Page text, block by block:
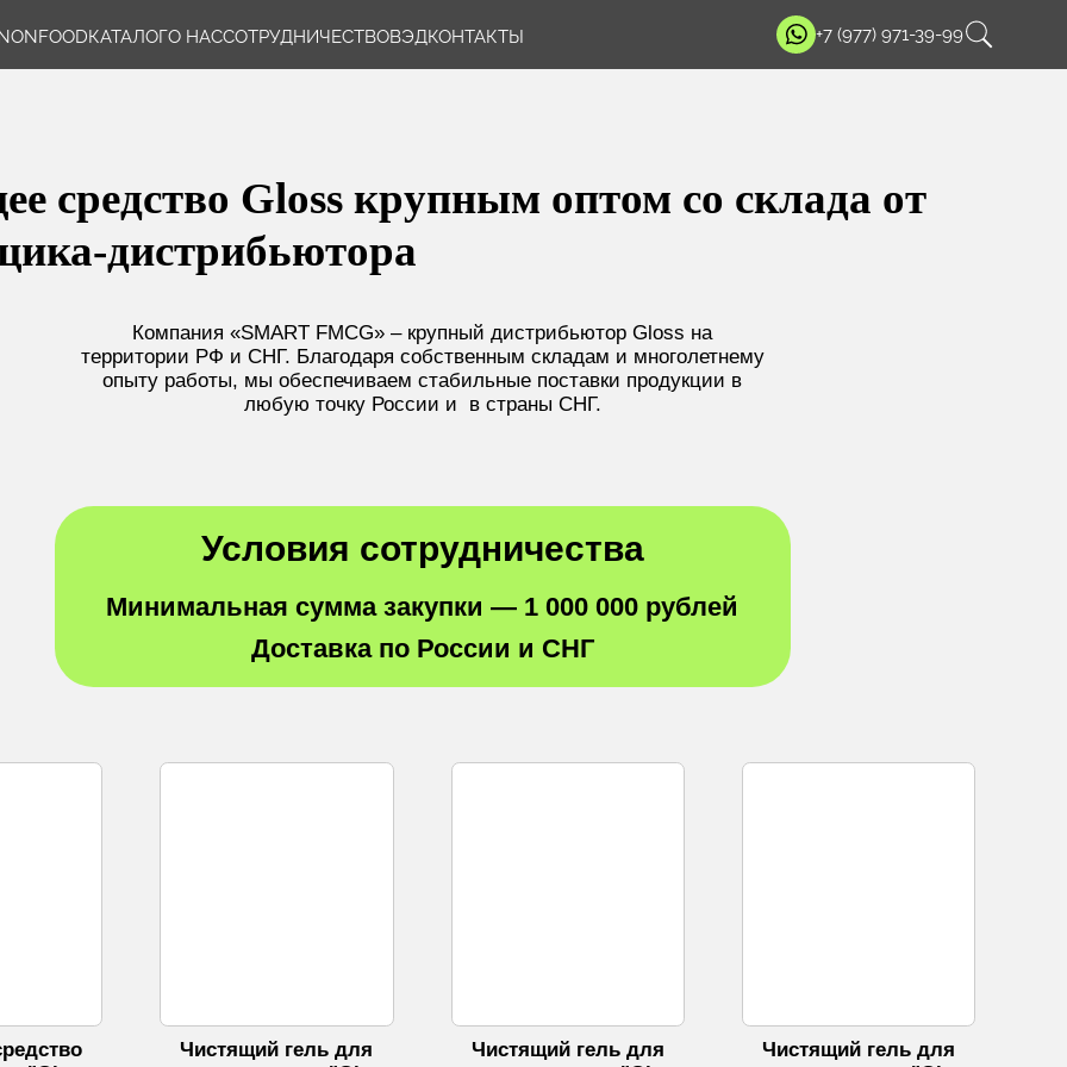
КАТАЛОГО НАССОТРУДНИЧЕСТВОВЭДКОНТАКТЫ +7 (977) 971-39-99
средство Gloss крупным оптом со склада от
дистрибьютора
Компания «SMART FMCG» – крупный дистрибьютор Gloss на
территории РФ и СНГ. Благодаря собственным складам и многолетнему
опыту работы, мы обеспечиваем стабильные поставки продукции в
любую точку России и в страны СНГ.
Условия сотрудничества
Минимальная сумма закупки — 1 000 000 рублей
Доставка по России и СНГ
Чистящий гель для
Чистящий гель для
Чистящий гель для